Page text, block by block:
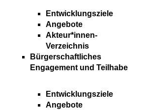
Entwicklungsziele
Angebote
Akteur*innen-
Verzeichnis
Bürgerschaftliches
Engagement und Teilhabe
Entwicklungsziele
Angebote